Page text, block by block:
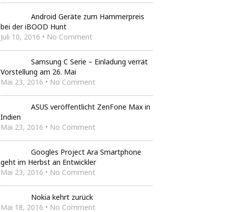
Android Geräte zum Hammerpreis
bei der iBOOD Hunt
Juli 10, 2016 • No Comment
Samsung C Serie – Einladung verrät
Vorstellung am 26. Mai
Mai 23, 2016 • No Comment
ASUS veröffentlicht ZenFone Max in
Indien
Mai 23, 2016 • No Comment
Googles Project Ara Smartphone
geht im Herbst an Entwickler
Mai 23, 2016 • No Comment
Nokia kehrt zurück
Mai 18, 2016 • No Comment